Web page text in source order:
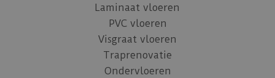
Laminaat vloeren
PVC vloeren
Visgraat vloeren
Traprenovatie
Ondervloeren